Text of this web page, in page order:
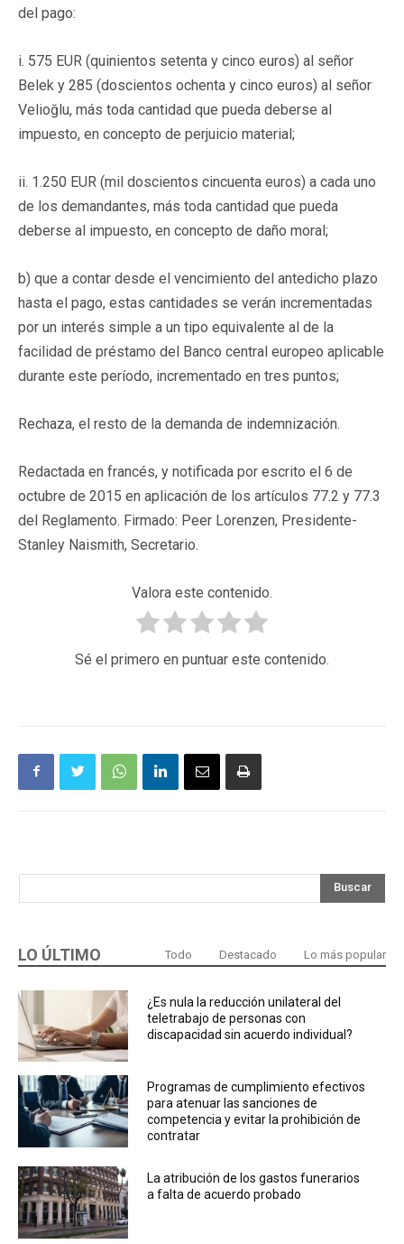
del pago:
i. 575 EUR (quinientos setenta y cinco euros) al señor
Belek y 285 (doscientos ochenta y cinco euros) al señor
Velioğlu, más toda cantidad que pueda deberse al
impuesto, en concepto de perjuicio material;
ii. 1.250 EUR (mil doscientos cincuenta euros) a cada uno
de los demandantes, más toda cantidad que pueda
deberse al impuesto, en concepto de daño moral;
b) que a contar desde el vencimiento del antedicho plazo
hasta el pago, estas cantidades se verán incrementadas
por un interés simple a un tipo equivalente al de la
facilidad de préstamo del Banco central europeo aplicable
durante este período, incrementado en tres puntos;
Rechaza, el resto de la demanda de indemnización.
Redactada en francés, y notificada por escrito el 6 de
octubre de 2015 en aplicación de los artículos 77.2 y 77.3
del Reglamento. Firmado: Peer Lorenzen, Presidente-
Stanley Naismith, Secretario.
Valora este contenido.
Sé el primero en puntuar este contenido.
Buscar
LO ÚLTIMO Todo Destacado Lo más popular
¿Es nula la reducción unilateral del
teletrabajo de personas con
discapacidad sin acuerdo individual?
Programas de cumplimiento efectivos
para atenuar las sanciones de
competencia y evitar la prohibición de
contratar
La atribución de los gastos funerarios
a falta de acuerdo probado